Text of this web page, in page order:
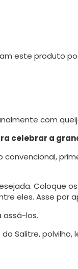
este produto
com
celebrar a
convencional,
Coloque
eles. Asse por
assá-los.
Salitre,